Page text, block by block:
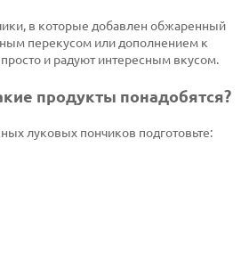
в которые добавлен обжаренный
перекусом или дополнением к
и радуют интересным вкусом.
продукты понадобятся?
луковых пончиков подготовьте: